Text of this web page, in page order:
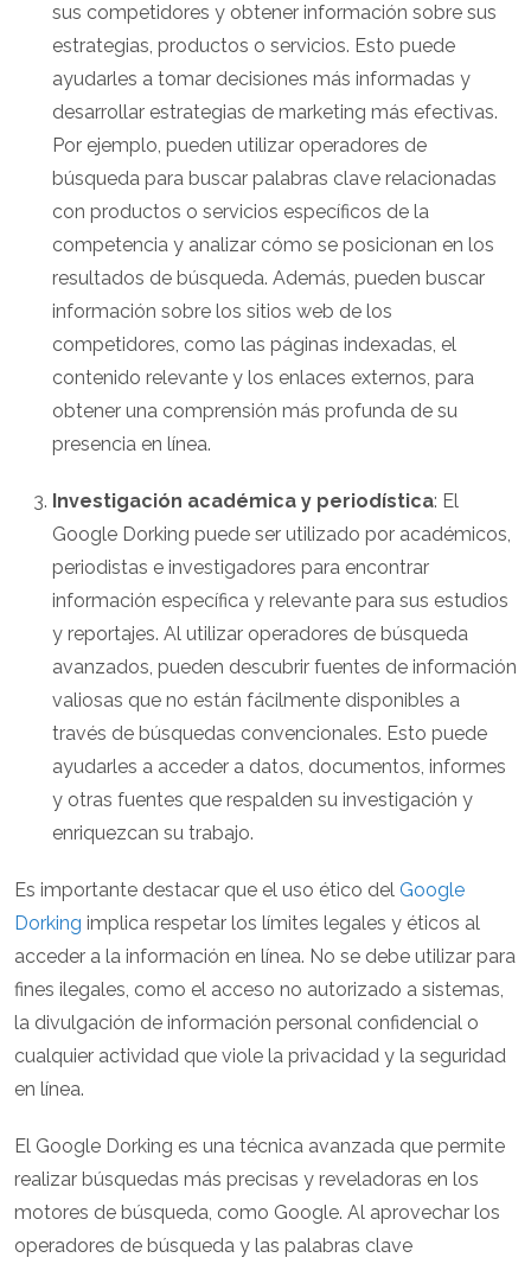
sus competidores y obtener información sobre sus
estrategias, productos o servicios. Esto puede
ayudarles a tomar decisiones más informadas y
desarrollar estrategias de marketing más efectivas.
Por ejemplo, pueden utilizar operadores de
búsqueda para buscar palabras clave relacionadas
con productos o servicios específicos de la
competencia y analizar cómo se posicionan en los
resultados de búsqueda. Además, pueden buscar
información sobre los sitios web de los
competidores, como las páginas indexadas, el
contenido relevante y los enlaces externos, para
obtener una comprensión más profunda de su
presencia en línea.
Investigación académica y periodística: El
Google Dorking puede ser utilizado por académicos,
periodistas e investigadores para encontrar
información específica y relevante para sus estudios
y reportajes. Al utilizar operadores de búsqueda
avanzados, pueden descubrir fuentes de información
valiosas que no están fácilmente disponibles a
través de búsquedas convencionales. Esto puede
ayudarles a acceder a datos, documentos, informes
y otras fuentes que respalden su investigación y
enriquezcan su trabajo.
Es importante destacar que el uso ético del Google
Dorking implica respetar los límites legales y éticos al
acceder a la información en línea. No se debe utilizar para
fines ilegales, como el acceso no autorizado a sistemas,
la divulgación de información personal confidencial o
cualquier actividad que viole la privacidad y la seguridad
en línea.
El Google Dorking es una técnica avanzada que permite
realizar búsquedas más precisas y reveladoras en los
motores de búsqueda, como Google. Al aprovechar los
operadores de búsqueda y las palabras clave